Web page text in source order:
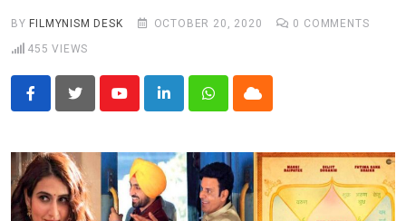
STARRY SIDES
BY FILMYNISM DESK OCTOBER 20, 2020 0 COMMENTS
455 VIEWS
YoutubeLinkedInWhatsappCloud